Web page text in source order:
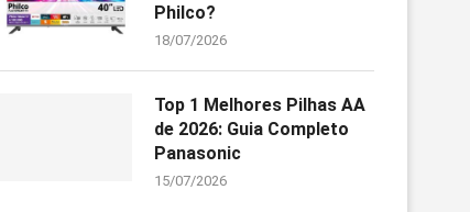
Philco?
18/07/2026
Top 1 Melhores Pilhas AA
de 2026: Guia Completo
Panasonic
15/07/2026